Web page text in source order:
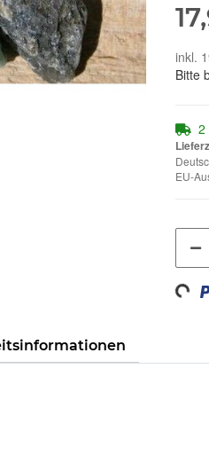
inkl.
Bitte
2
EU-
Loading...